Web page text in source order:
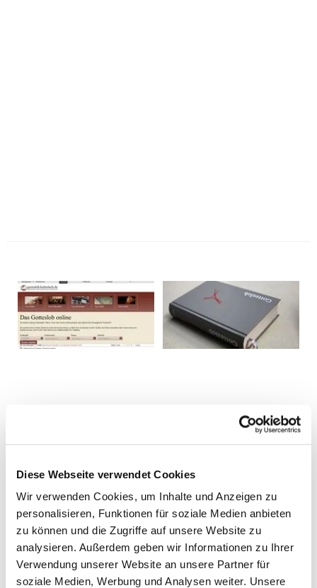
Diese Webseite verwendet Cookies
Wir verwenden Cookies, um Inhalte und Anzeigen zu
personalisieren, Funktionen für soziale Medien anbieten
zu können und die Zugriffe auf unsere Website zu
analysieren. Außerdem geben wir Informationen zu Ihrer
Verwendung unserer Website an unsere Partner für
soziale Medien, Werbung und Analysen weiter. Unsere